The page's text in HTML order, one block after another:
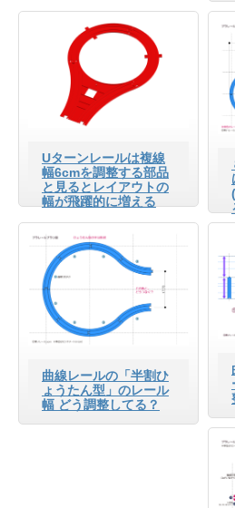
Uターンレールは複線
幅6cmを調整する部品
と見るとレイアウトの
幅が飛躍的に増える
曲線レールの「半割ひ
ょうたん型」のレール
幅 どう調整してる？